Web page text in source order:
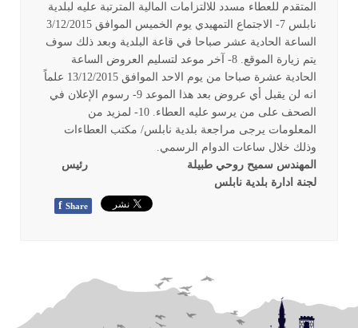
المتقدم للعطاء مسدد للالتزامات المالية المترتبة عليه لبلدية
نابلس 7- الاجتماع التمهيدي يوم الخميس الموافق 3/12/2015
الساعة الحادية عشر صباحا في قاعة البلدية وبعد ذلك سوف
يتم زيارة الموقع. 8- آخر موعد لتسليم العروض الساعة
الحادية عشرة صباحا من يوم الاحد الموافق 13/12/2015 علماً
انه لن يقبل أي عروض بعد هذا الموعد 9- رسوم الإعلان في
الصحف على من يرسو عليه العطاء. 10- لمزيد من
المعلومات يرجى مراجعة بلدية نابلس/ مكتب العطاءات
وذلك خلال ساعات الدوام الرسمي.
المهندس سميح روحي طبيلة
رئيس
لجنة ادارة بلدية نابلس
f Share